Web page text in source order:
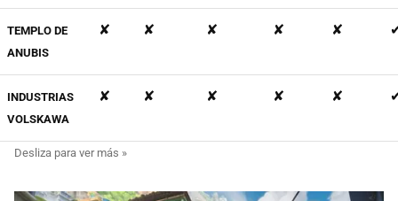
TEMPLO DE
ANUBIS
✘ ✘ ✘ ✘ ✘
INDUSTRIAS
VOLSKAWA
✘ ✘ ✘ ✘ ✘